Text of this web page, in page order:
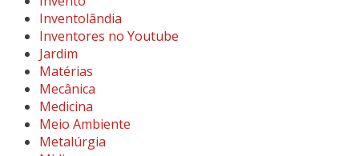
Inventolândia
Inventores no Youtube
Jardim
Matérias
Mecânica
Medicina
Meio Ambiente
Metalúrgia